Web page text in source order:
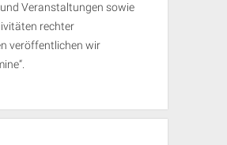
Veranstaltungen sowie
rechter
veröffentlichen wir